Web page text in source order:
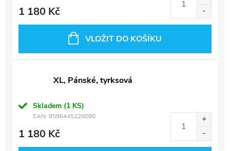
1 180 Kč
VLOŽIT DO KOŠÍKU
XL, Pánské, tyrksová
Skladem (1 KS)
EAN: 8596445229080
1 180 Kč